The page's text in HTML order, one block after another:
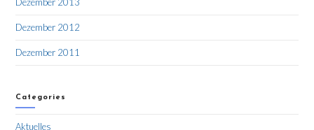
Dezember 2013
Dezember 2012
Dezember 2011
Categories
Aktuelles